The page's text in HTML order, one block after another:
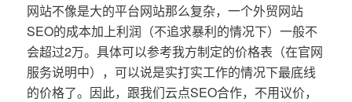
网站不像是大的平台网站那么复杂，一个外贸网站
SEO的成本加上利润（不追求暴利的情况下）一般不
会超过2万。具体可以参考我方制定的价格表（在官网
服务说明中），可以说是实打实工作的情况下最底线
的价格了。因此，跟我们云点SEO合作，不用议价，